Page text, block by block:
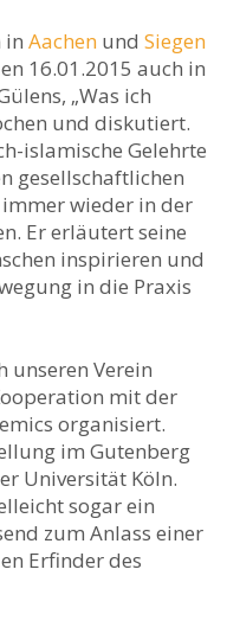
in Aachen und Siegen
16.01.2015 auch in
„Was ich
und diskutiert.
islamische Gelehrte
gesellschaftlichen
wieder in der
Er erläutert seine
inspirieren und
in die Praxis
unseren Verein
mit der
organisiert.
im Gutenberg
Universität Köln.
sogar ein
zum Anlass einer
Erfinder des